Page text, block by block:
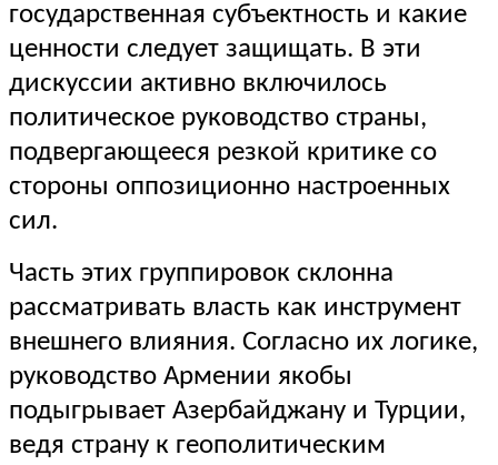
государственная субъектность и какие
ценности следует защищать. В эти
дискуссии активно включилось
политическое руководство страны,
подвергающееся резкой критике со
стороны оппозиционно настроенных
сил.
Часть этих группировок склонна
рассматривать власть как инструмент
внешнего влияния. Согласно их логике,
руководство Армении якобы
подыгрывает Азербайджану и Турции,
ведя страну к геополитическим